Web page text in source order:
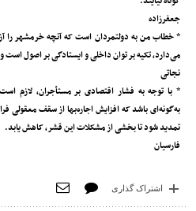
جعفرزاده
* خطاب من به دولتمردان است که آنچه خرمشهر را
می‌دارد، تکیه بر توان داخلی و ایستادگی بر اصول است
نجاتی
* با توجه به فشار اقتصادی بر مستأجران، لازم
به‌گونه‌ای باشد که افزایش اجاره‌بها از سقف معقولی
تمدید شود تا بخشی از مشکلات این قشر، کاهش یابد.
فارسیان
اشتراک گذاری